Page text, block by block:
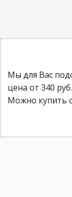
Мы для Вас
цена от 340
Можно купить